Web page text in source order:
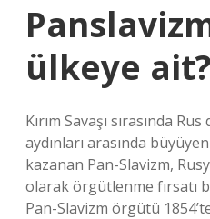
ülkeye ait?
Kırım Savaşı sırasında
aydınları arasında
kazanan Pan-Slavizm,
olarak örgütlenme fırsatı
Pan-Slavizm örgütü